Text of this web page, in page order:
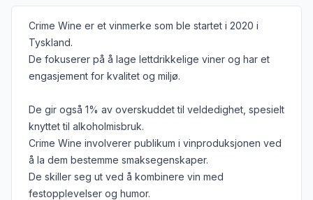
Informasjon om leverandøren
Crime Wine er et vinmerke som ble startet i 2020 i
Tyskland.
De fokuserer på å lage lettdrikkelige viner og har et
engasjement for kvalitet og miljø.
De gir også 1% av overskuddet til veldedighet, spesielt
knyttet til alkoholmisbruk.
Crime Wine involverer publikum i vinproduksjonen ved
å la dem bestemme smaksegenskaper.
De skiller seg ut ved å kombinere vin med
festopplevelser og humor.